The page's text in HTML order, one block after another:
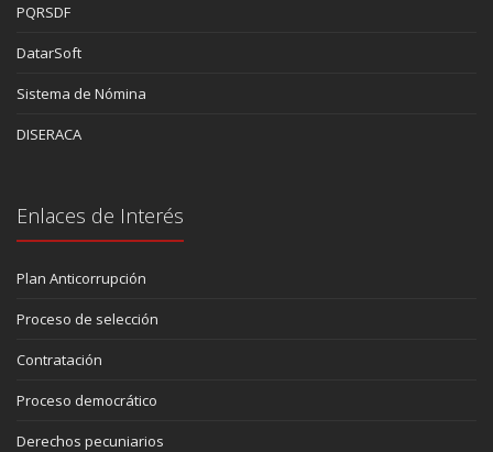
PQRSDF
DatarSoft
Sistema de Nómina
DISERACA
Enlaces de Interés
Plan Anticorrupción
Proceso de selección
Contratación
Proceso democrático
Derechos pecuniarios